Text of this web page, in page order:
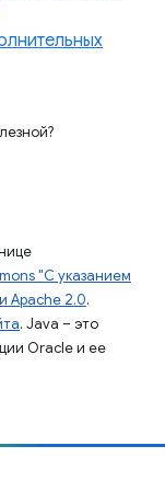
"С указанием
Apache 2.0.
. Java – это
Oracle и ее